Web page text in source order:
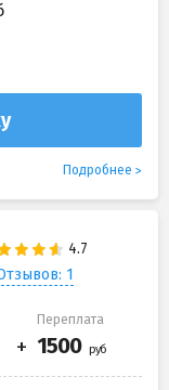
Подробнее
1
Переплата